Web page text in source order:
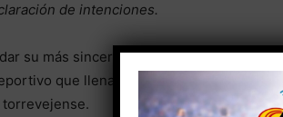
de intenciones.
su más sincera felicitación al SC
que llena de orgullo a la ciudad y